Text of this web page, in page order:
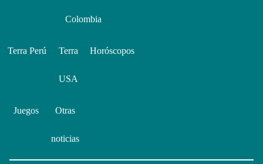
Colombia
Terra Perú Terra
USA
Horóscopos
Juegos Otras
noticias